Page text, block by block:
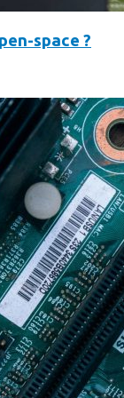
space ?